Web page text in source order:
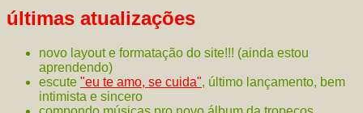
últimas atualizações
novo layout e formatação do site!!! (ainda estou
aprendendo)
escute "eu te amo, se cuida", último lançamento, bem
intimista e sincero